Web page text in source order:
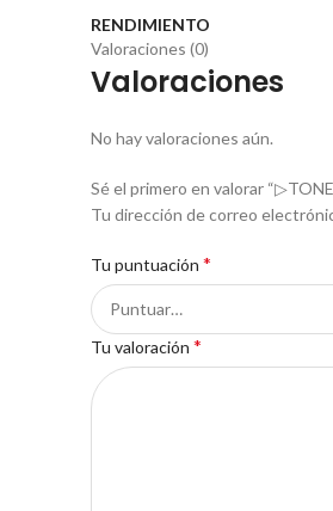
RENDIMIENTO
Valoraciones (0)
Valoraciones
No hay valoraciones aún.
Sé el primero en valorar
Tu dirección de correo
Tu puntuación *
Tu valoración *